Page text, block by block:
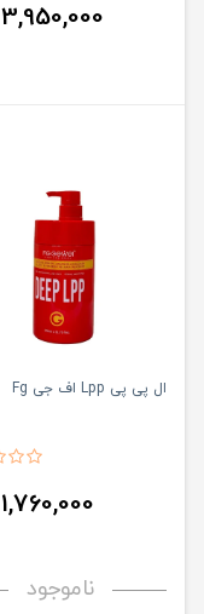
3,950,000
ال پی پی Lpp اف جی Fg
1,760,000
ناموجود